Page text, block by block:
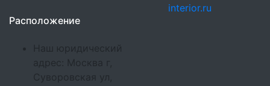
interior.ru
Расположение
Наш юридический
адрес: Москва г,
Суворовская ул,